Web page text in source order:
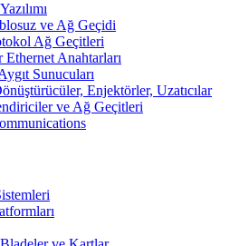
ve Ağ Geçidi
Ağ Geçitleri
Anahtarları
Sunucuları
Enjektörler, Uzatıcılar
ve Ağ Geçitleri